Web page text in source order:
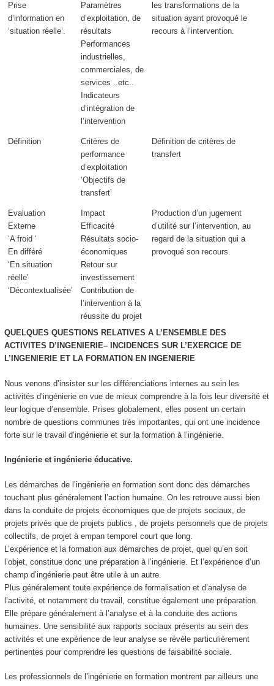
Prise
d’information en
‘situation réelle’.
Paramètres
d’exploitation, de
résultats
Performances
industrielles,
commerciales, de
services ..etc..
Indicateurs
d’intégration de
l’intervention
les transformations de la
situation ayant provoqué le
recours à l’intervention.
Définition
Critères de
performance
d’exploitation
‘Objectifs de
transfert’
Définition de critères de
transfert
Evaluation
Externe
‘A froid ‘
En différé
‘En situation
réelle’
‘Décontextualisée’
Impact
Efficacité
Résultats socio-
économiques
Retour sur
investissement
Contribution de
l’intervention à la
réussite du projet
Production d’un jugement
d’utilité sur l’intervention, au
regard de la situation qui a
provoqué son recours.
QUELQUES QUESTIONS RELATIVES A L’ENSEMBLE DES
ACTIVITES D’INGENIERIE– INCIDENCES SUR L’EXERCICE DE
L’INGENIERIE ET LA FORMATION EN INGENIERIE
Nous venons d’insister sur les différenciations internes au sein les
activités d’ingénierie en vue de mieux comprendre à la fois leur diversité et
leur logique d’ensemble. Prises globalement, elles posent un certain
nombre de questions communes très importantes, qui ont une incidence
forte sur le travail d’ingénierie et sur la formation à l’ingénierie.
Ingénierie et ingénierie éducative.
Les démarches de l’ingénierie en formation sont donc des démarches
touchant plus généralement l’action humaine. On les retrouve aussi bien
dans la conduite de projets économiques que de projets sociaux, de
projets privés que de projets publics , de projets personnels que de projets
collectifs, de projet à empan temporel court que long.
L’expérience et la formation aux démarches de projet, quel qu’en soit
l’objet, constitue donc une préparation à l’ingénierie. Et l’expérience d’un
champ d’ingénierie peut être utile à un autre.
Plus généralement toute expérience de formalisation et d’analyse de
l’activité, et notamment du travail, constitue également une préparation.
Elle prépare généralement à l’analyse et à la conduite des actions
humaines. Une sensibilité aux rapports sociaux présents au sein des
activités et une expérience de leur analyse se révèle particulièrement
pertinentes pour comprendre les questions de faisabilité sociale.
Les professionnels de l’ingénierie en formation montrent par ailleurs une